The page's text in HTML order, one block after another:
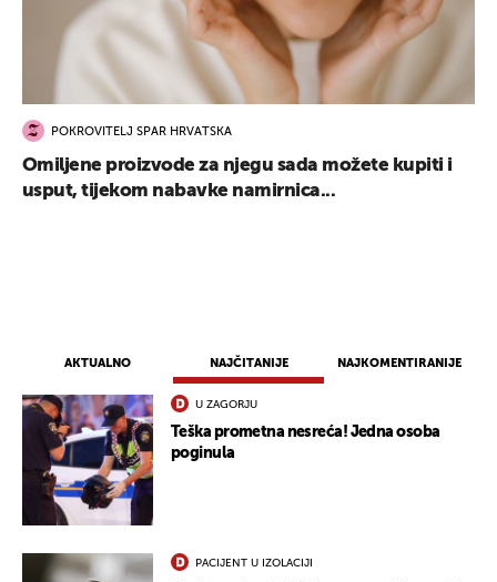
AKTUALNO NAJČITANIJE NAJKOMENTIRANIJE
U ZAGORJU
Teška prometna nesreća! Jedna osoba
poginula
PACIJENT U IZOLACIJI
POKROVITELJ SPAR HRVATSKA
Omiljene proizvode za njegu sada možete kupiti i
usput, tijekom nabavke namirnica...
UKLJUČITE NOTIFIKACIJE